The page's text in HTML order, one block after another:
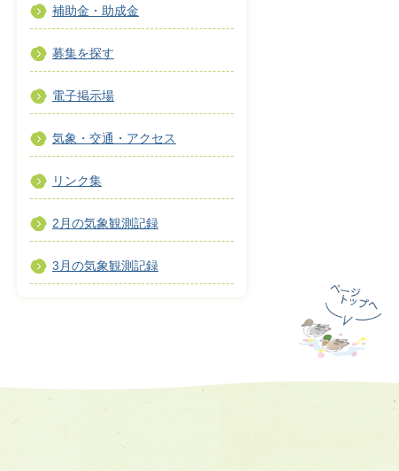
補助金・助成金
募集を探す
電子掲示場
気象・交通・アクセス
リンク集
2月の気象観測記録
3月の気象観測記録